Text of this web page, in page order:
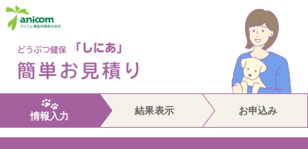
情報入力 結果表示 お申込み